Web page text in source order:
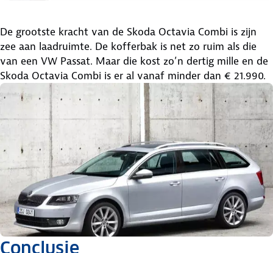
De grootste kracht van de Skoda Octavia Combi is zijn
zee aan laadruimte. De kofferbak is net zo ruim als die
van een VW Passat. Maar die kost zo’n dertig mille en de
Skoda Octavia Combi is er al vanaf minder dan € 21.990.
Conclusie